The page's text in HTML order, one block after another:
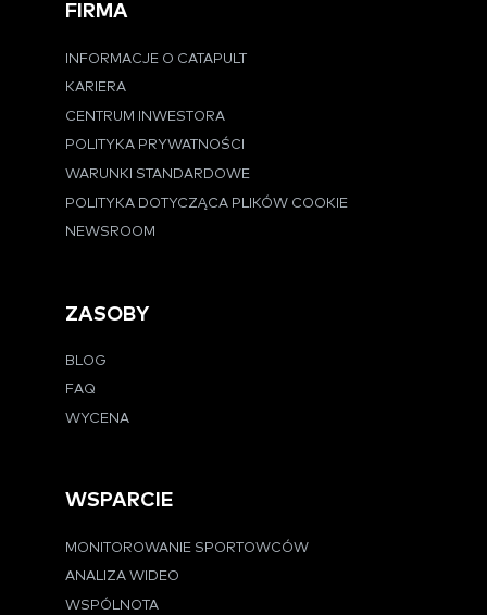
FIRMA
INFORMACJE O CATAPULT
KARIERA
CENTRUM INWESTORA
POLITYKA PRYWATNOŚCI
WARUNKI STANDARDOWE
POLITYKA DOTYCZĄCA PLIKÓW COOKIE
NEWSROOM
ZASOBY
BLOG
FAQ
WYCENA
WSPARCIE
MONITOROWANIE SPORTOWCÓW
ANALIZA WIDEO
WSPÓLNOTA